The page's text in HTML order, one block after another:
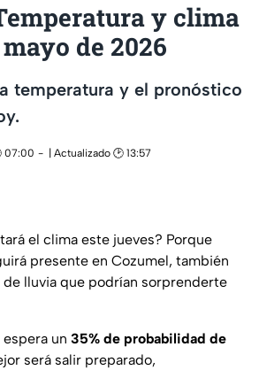
y clima
de 2026
temperatura y el pronóstico
07:00
| Actualizado 🕑 13:57
el clima este jueves? Porque
presente en Cozumel, también
lluvia que podrían sorprenderte
espera un 35% de probabilidad de
será salir preparado,